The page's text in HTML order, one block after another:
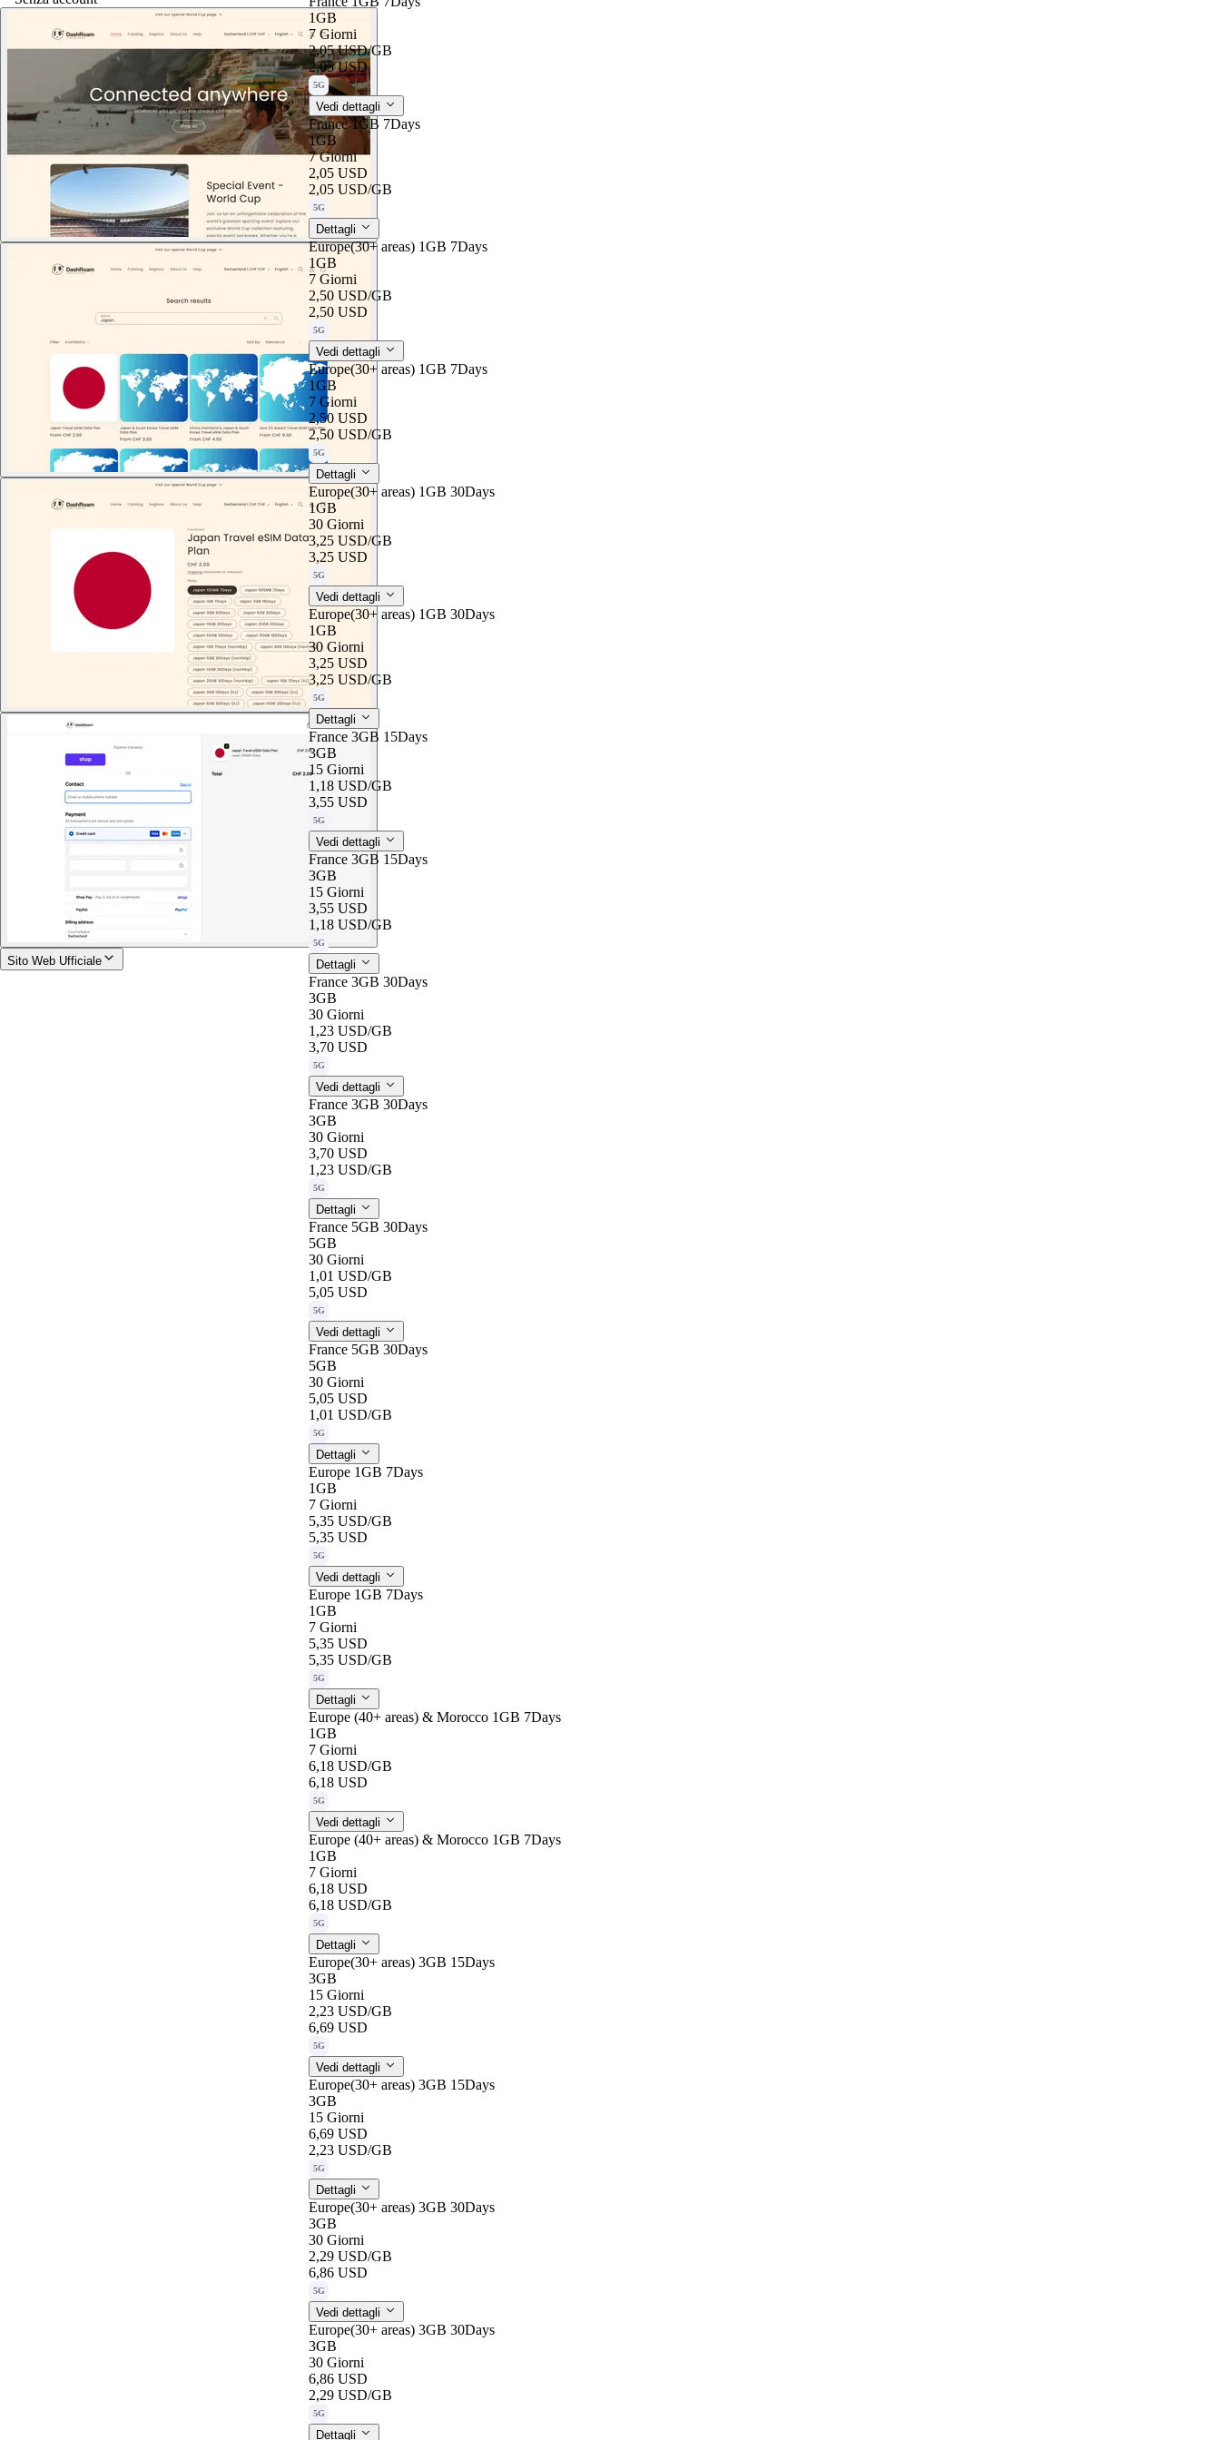
Sito Web Ufficiale
1GB
7 Giorni
2,05 USD/GB
2,05 USD
5G
Vedi dettagli
France 1GB 7Days
1GB
7 Giorni
2,05 USD
2,05 USD/GB
5G
Dettagli
Europe(30+ areas) 1GB 7Days
1GB
7 Giorni
2,50 USD/GB
2,50 USD
5G
Vedi dettagli
Europe(30+ areas) 1GB 7Days
1GB
7 Giorni
2,50 USD
2,50 USD/GB
5G
Dettagli
Europe(30+ areas) 1GB 30Days
1GB
30 Giorni
3,25 USD/GB
3,25 USD
5G
Vedi dettagli
Europe(30+ areas) 1GB 30Days
1GB
30 Giorni
3,25 USD
3,25 USD/GB
5G
Dettagli
France 3GB 15Days
3GB
15 Giorni
1,18 USD/GB
3,55 USD
5G
Vedi dettagli
France 3GB 15Days
3GB
15 Giorni
3,55 USD
1,18 USD/GB
5G
Dettagli
France 3GB 30Days
3GB
30 Giorni
1,23 USD/GB
3,70 USD
5G
Vedi dettagli
France 3GB 30Days
3GB
30 Giorni
3,70 USD
1,23 USD/GB
5G
Dettagli
France 5GB 30Days
5GB
30 Giorni
1,01 USD/GB
5,05 USD
5G
Vedi dettagli
France 5GB 30Days
5GB
30 Giorni
5,05 USD
1,01 USD/GB
5G
Dettagli
Europe 1GB 7Days
1GB
7 Giorni
5,35 USD/GB
5,35 USD
5G
Vedi dettagli
Europe 1GB 7Days
1GB
7 Giorni
5,35 USD
5,35 USD/GB
5G
Dettagli
Europe (40+ areas) & Morocco 1GB 7Days
1GB
7 Giorni
6,18 USD/GB
6,18 USD
5G
Vedi dettagli
Europe (40+ areas) & Morocco 1GB 7Days
1GB
7 Giorni
6,18 USD
6,18 USD/GB
5G
Dettagli
Europe(30+ areas) 3GB 15Days
3GB
15 Giorni
2,23 USD/GB
6,69 USD
5G
Vedi dettagli
Europe(30+ areas) 3GB 15Days
3GB
15 Giorni
6,69 USD
2,23 USD/GB
5G
Dettagli
Europe(30+ areas) 3GB 30Days
3GB
30 Giorni
2,29 USD/GB
6,86 USD
5G
Vedi dettagli
Europe(30+ areas) 3GB 30Days
3GB
30 Giorni
6,86 USD
2,29 USD/GB
5G
Dettagli